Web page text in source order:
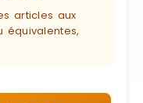
articles aux
équivalentes,